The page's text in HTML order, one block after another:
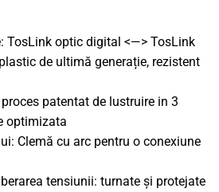
TosLink optic digital <—> TosLink
de ultimă generație, rezistent
patentat de lustruire in 3
optimizata
Clemă cu arc pentru o conexiune
tensiunii: turnate și protejate